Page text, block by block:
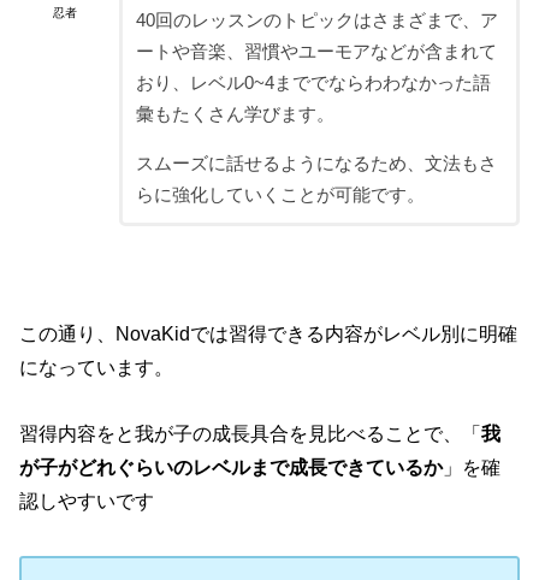
忍者
40回のレッスンのトピックはさまざまで、ア
ートや音楽、習慣やユーモアなどが含まれて
おり、レベル0~4まででならわわなかった語
彙もたくさん学びます。
スムーズに話せるようになるため、文法もさ
らに強化していくことが可能です。
この通り、NovaKidでは習得できる内容がレベル別に明確
になっています。
習得内容をと我が子の成長具合を見比べることで、「我
が子がどれぐらいのレベルまで成長できているか」を確
認しやすいです